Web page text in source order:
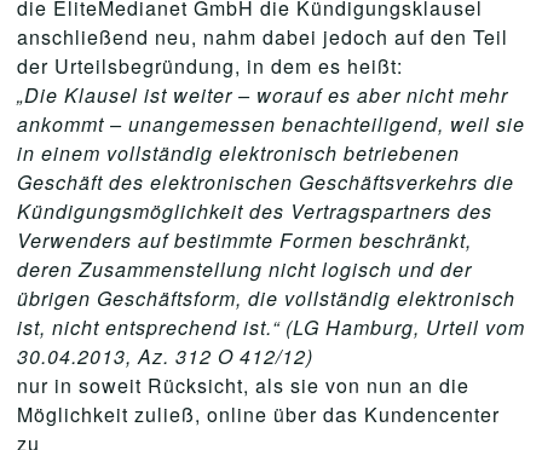
die EliteMedianet GmbH die Kündigungsklausel
anschließend neu, nahm dabei jedoch auf den Teil
der Urteilsbegründung, in dem es heißt:
„Die Klausel ist weiter – worauf es aber nicht mehr
ankommt – unangemessen benachteiligend, weil sie
in einem vollständig elektronisch betriebenen
Geschäft des elektronischen Geschäftsverkehrs die
Kündigungsmöglichkeit des Vertragspartners des
Verwenders auf bestimmte Formen beschränkt,
deren Zusammenstellung nicht logisch und der
übrigen Geschäftsform, die vollständig elektronisch
ist, nicht entsprechend ist.“ (LG Hamburg, Urteil vom
30.04.2013, Az. 312 O 412/12)
nur in soweit Rücksicht, als sie von nun an die
Möglichkeit zuließ, online über das Kundencenter
zu